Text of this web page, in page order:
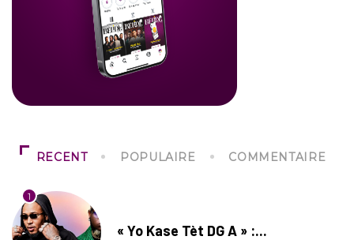
RECENT POPULAIRE COMMENTAIRE
1
« Yo Kase Tèt DG A » :...